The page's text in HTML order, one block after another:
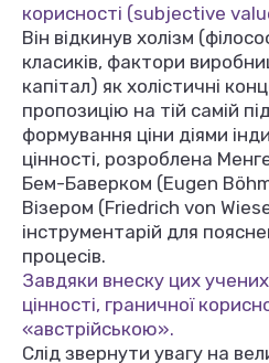
корисності (subjective
Він відкинув холізм
класиків, фактори
капітал) як холістичні
пропозицію на тій самій
формування ціни діями
цінності, розроблена
Бем-Баверком (Eugen
Візером (Friedrich von
інструментарій для
процесів.
Завдяки внеску цих
цінності, граничної
«австрійською».
Слід звернути увагу на